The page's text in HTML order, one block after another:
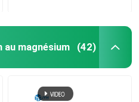
magnésium (42)